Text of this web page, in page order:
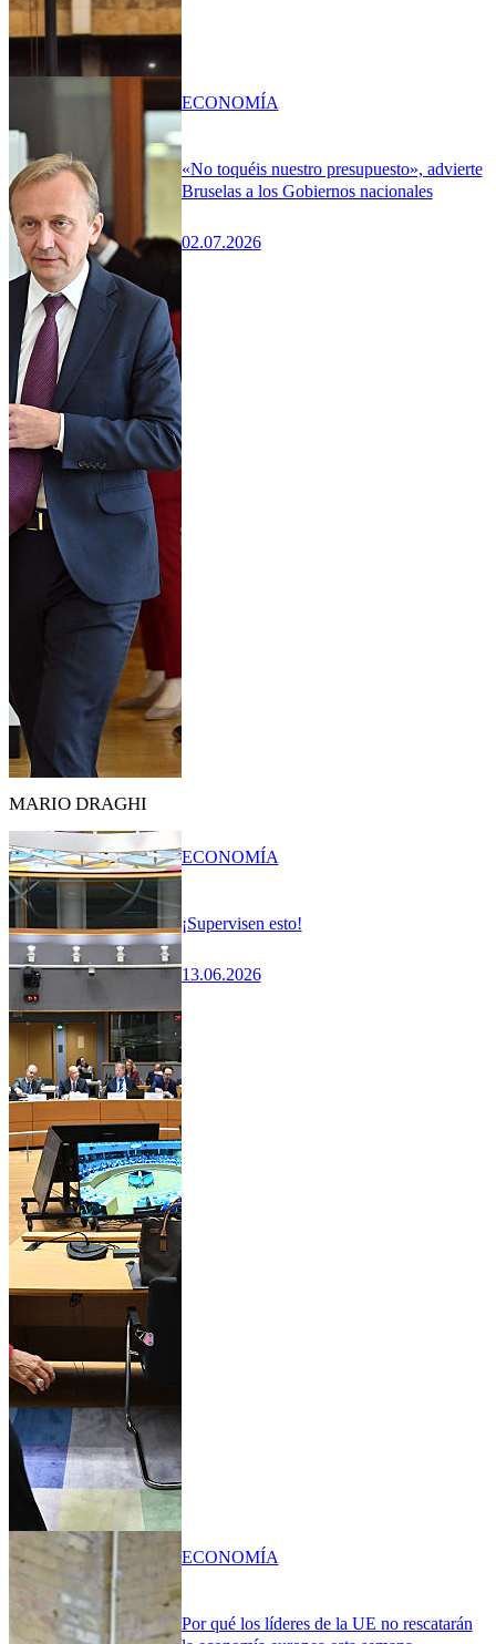
«No toquéis nuestro presupuesto», advierte
Bruselas a los Gobiernos nacionales
02.07.2026
ECONOMÍA
MARIO DRAGHI
¡Supervisen esto!
13.06.2026
ECONOMÍA
Por qué los líderes de la UE no rescatarán
ECONOMÍA